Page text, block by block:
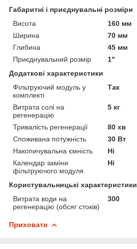
Габаритні і приєднувальні розміри
Висота
160 мм
Ширина
70 мм
Глибина
45 мм
Приєднувальний розмір
1"
Додаткові характеристики
Фільтруючий модуль у
комплекті
Так
Витрата солі на
регенерацію
5 кг
Тривалість регенерації
80 хв
Споживана потужність
30 Вт
Накопичувальна ємність
Ні
Календар заміни
фільтруючого модуля
Ні
Користувальницькі характеристики
Витрата води на
регенерацію (обсяг стоків)
300
Приховати